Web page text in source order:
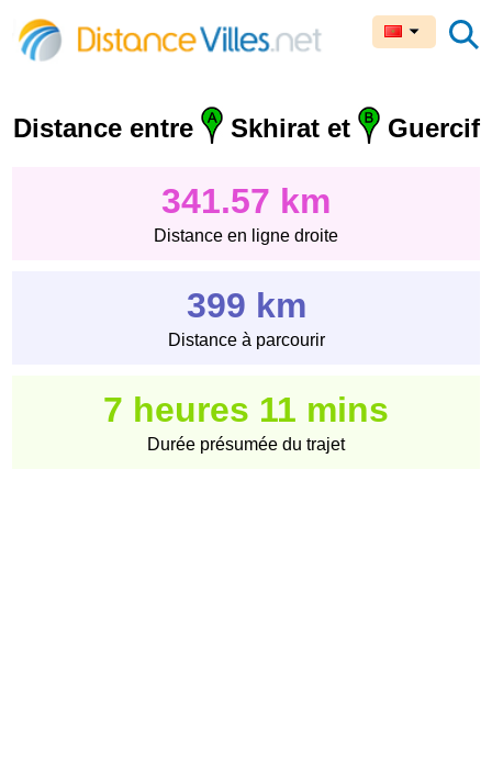
Distance entre Skhirat et Guercif
341.57 km
Distance en ligne droite
399 km
Distance à parcourir
7 heures 11 mins
Durée présumée du trajet